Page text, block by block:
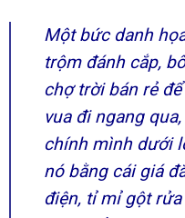
Một bức danh
trộm đánh cắp,
chợ trời bán rẻ
vua đi ngang
chính mình dưới
nó bằng cái giá
điện, tỉ mỉ gột